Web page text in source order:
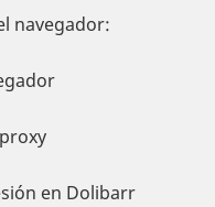
navegador:
en Dolibarr